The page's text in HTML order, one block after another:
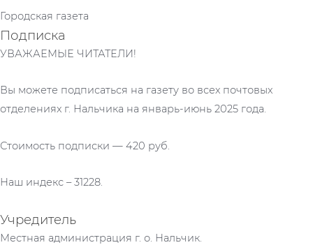
Городская газета
Подписка
УВАЖАЕМЫЕ ЧИТАТЕЛИ!
Вы можете подписаться на газету во всех почтовых
отделениях г. Нальчика на январь-июнь 2025 года.
Стоимость подписки — 420 руб.
Наш индекс – 31228.
Учредитель
Местная администрация г. о. Нальчик.